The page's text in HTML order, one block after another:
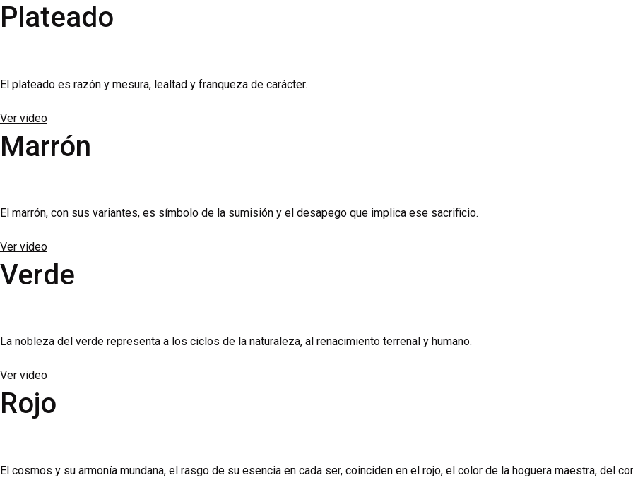
Plateado
El plateado es razón y mesura, lealtad y franqueza de carácter.
Ver video
Marrón
El marrón, con sus variantes, es símbolo de la sumisión y el desapego que implica ese sacrificio.
Ver video
Verde
La nobleza del verde representa a los ciclos de la naturaleza, al renacimiento terrenal y humano.
Ver video
Rojo
El cosmos y su armonía mundana, el rasgo de su esencia en cada ser, coinciden en el rojo, el color de la hoguera maestra, del